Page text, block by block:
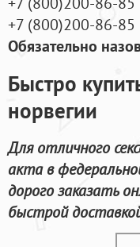
+7 (800)200-86-85
Обязательно
Быстро
норвегии
Для отличного
акта в
дорого заказать
быстрой